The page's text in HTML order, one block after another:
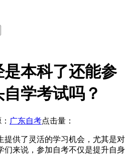
是本科了还能参
学考试吗？
广东自考点击量：
提供了灵活的学习机会，尤其是对
们来说，参加自考不仅是提升自身